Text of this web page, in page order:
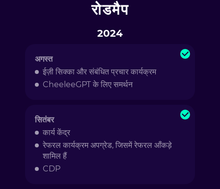
रोडमैप
2024
अगस्त
ईज़ी सिक्का और संबंधित प्रचार कार्यक्रम
CheeleeGPT के लिए समर्थन
सितंबर
कार्य केंद्र
रेफरल कार्यक्रम अपग्रेड, जिसमें रेफरल आँकड़े
शामिल हैं
CDP